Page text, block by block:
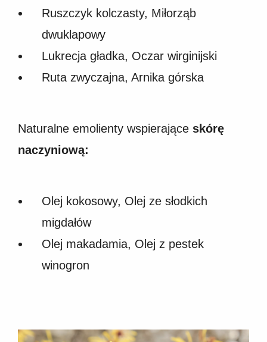
Ruszczyk kolczasty, Miłorząb
dwuklapowy
Lukrecja gładka, Oczar wirginijski
Ruta zwyczajna, Arnika górska
Naturalne emolienty wspierające skórę
naczyniową:
Olej kokosowy, Olej ze słodkich
migdałów
Olej makadamia, Olej z pestek
winogron